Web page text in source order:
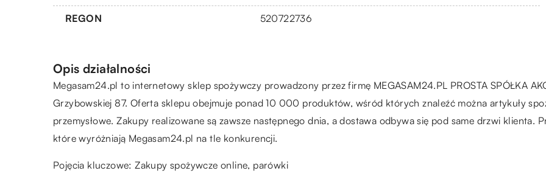
REGON 520722736
Opis działalności
Megasam24.pl to internetowy sklep spożywczy prowadzony przez firmę MEGASAM24.PL PROSTA SPÓŁKA
Grzybowskiej 87. Oferta sklepu obejmuje ponad 10 000 produktów, wśród których znaleźć można artykuły
przemysłowe. Zakupy realizowane są zawsze następnego dnia, a dostawa odbywa się pod same drzwi klienta.
które wyróżniają Megasam24.pl na tle konkurencji.
Pojęcia kluczowe: Zakupy spożywcze online, parówki